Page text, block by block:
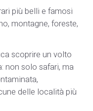
più belli e famosi
montagne, foreste,
scoprire un volto
non solo safari, ma
delle località più